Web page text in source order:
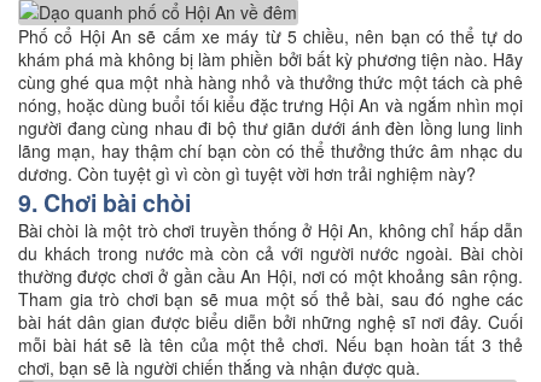
Phố cổ Hội An sẽ cấm xe máy từ 5 chiều, nên bạn có thể tự do
khám phá mà không bị làm phiền bởi bất kỳ phương tiện nào. Hãy
cùng ghé qua một nhà hàng nhỏ và thưởng thức một tách cà phê
nóng, hoặc dùng buổi tối kiểu đặc trưng Hội An và ngắm nhìn mọi
người đang cùng nhau đi bộ thư giãn dưới ánh đèn lồng lung linh
lãng mạn, hay thậm chí bạn còn có thể thưởng thức âm nhạc du
dương. Còn tuyệt gì vì còn gì tuyệt vời hơn trải nghiệm này?
9. Chơi bài chòi
Bài chòi là một trò chơi truyền thống ở Hội An, không chỉ hấp dẫn
du khách trong nước mà còn cả với người nước ngoài. Bài chòi
thường được chơi ở gần cầu An Hội, nơi có một khoảng sân rộng.
Tham gia trò chơi bạn sẽ mua một số thẻ bài, sau đó nghe các
bài hát dân gian được biểu diễn bởi những nghệ sĩ nơi đây. Cuối
mỗi bài hát sẽ là tên của một thẻ chơi. Nếu bạn hoàn tất 3 thẻ
chơi, bạn sẽ là người chiến thắng và nhận được quà.